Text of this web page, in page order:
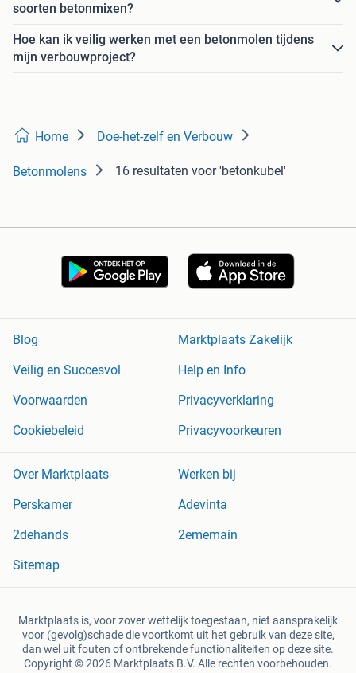
soorten betonmixen?
Hoe kan ik veilig werken met een betonmolen tijdens
mijn verbouwproject?
Home Doe-het-zelf en Verbouw
Betonmolens 16 resultaten voor 'betonkubel'
Blog
Marktplaats Zakelijk
Veilig en Succesvol
Help en Info
Voorwaarden
Privacyverklaring
Cookiebeleid
Privacyvoorkeuren
Over Marktplaats
Werken bij
Perskamer
Adevinta
2dehands
2ememain
Sitemap
Marktplaats is, voor zover wettelijk toegestaan, niet aansprakelijk
voor (gevolg)schade die voortkomt uit het gebruik van deze site,
dan wel uit fouten of ontbrekende functionaliteiten op deze site.
Copyright © 2026 Marktplaats B.V. Alle rechten voorbehouden.